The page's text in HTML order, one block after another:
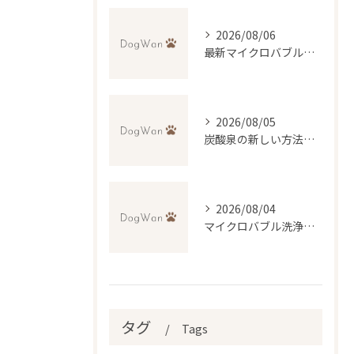
2026/08/06
最新マイクロバブル技術で理想のふわふわ仕上げを実現するトリミング法
2026/08/05
炭酸泉の新しい方法で自宅再現と効果・デメリットを徹底比較
2026/08/04
マイクロバブル洗浄が叶える低刺激トリミングの魅力
タグ Tags